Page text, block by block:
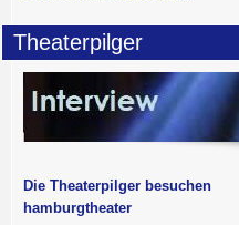
Theaterpilger
Die Theaterpilger besuchen
hamburgtheater